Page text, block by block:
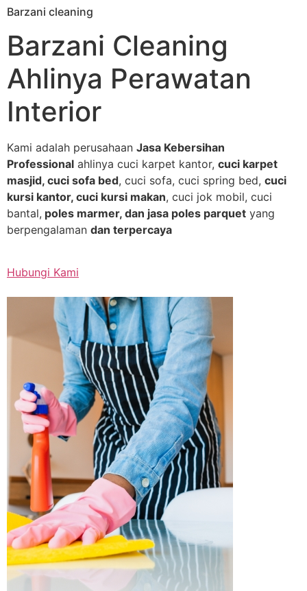
Skip
content
Barzani cleaning
Barzani Cleaning
Ahlinya Perawatan
Interior
Kami adalah perusahaan Jasa Kebersihan
Professional ahlinya cuci karpet kantor, cuci karpet
masjid, cuci sofa bed, cuci sofa, cuci spring bed, cuci
kursi kantor, cuci kursi makan, cuci jok mobil, cuci
bantal, poles marmer, dan jasa poles parquet yang
berpengalaman dan terpercaya
Hubungi Kami